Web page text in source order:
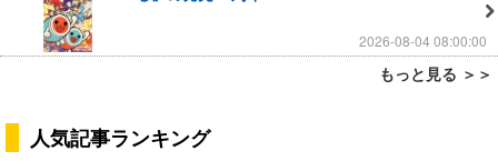
2026-08-04 08:00:00
もっと見る ＞＞
人気記事ランキング